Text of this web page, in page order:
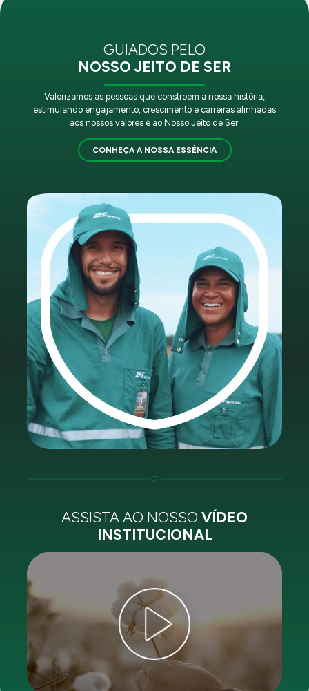
GUIADOS PELO
NOSSO JEITO DE SER
Valorizamos as pessoas que constroem a nossa história,
estimulando engajamento, crescimento e carreiras alinhadas
aos nossos valores e ao Nosso Jeito de Ser.
CONHEÇA A NOSSA ESSÊNCIA
ASSISTA AO NOSSO VÍDEO
INSTITUCIONAL